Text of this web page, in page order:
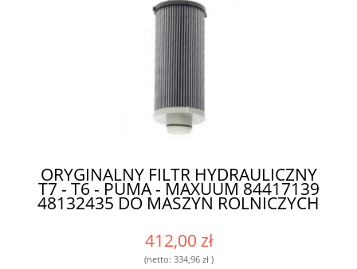
ORYGINALNY FILTR HYDRAULICZNY
T7 - T6 - PUMA - MAXUUM 84417139
48132435 DO MASZYN ROLNICZYCH
412,00 zł
(netto: 334,96 zł)